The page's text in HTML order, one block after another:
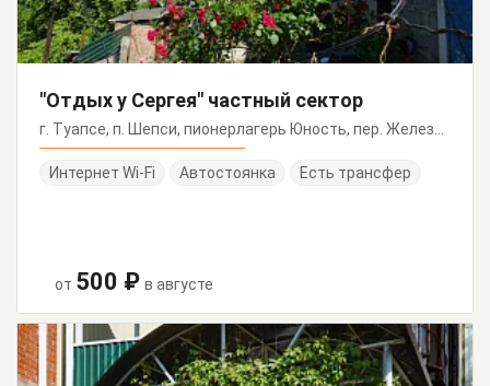
"Отдых у Сергея" частный сектор
Интернет Wi-Fi Автостоянка Есть трансфер
от 500 ₽ в августе